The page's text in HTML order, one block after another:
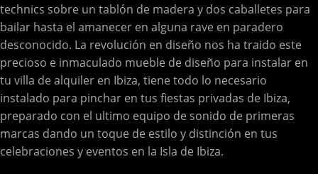
technics sobre un tablón de madera y dos caballetes para
bailar hasta el amanecer en alguna rave en paradero
desconocido. La revolución en diseño nos ha traido este
precioso e inmaculado mueble de diseño para instalar en
tu villa de alquiler en Ibiza, tiene todo lo necesario
instalado para pinchar en tus fiestas privadas de Ibiza,
preparado con el ultimo equipo de sonido de primeras
marcas dando un toque de estilo y distinción en tus
celebraciones y eventos en la Isla de Ibiza.